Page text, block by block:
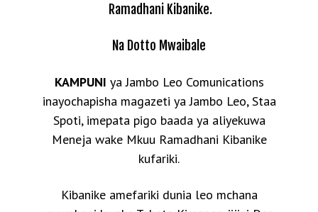
Ramadhani Kibanike.
Na Dotto Mwaibale
KAMPUNI ya Jambo Leo Comunications
inayochapisha magazeti ya Jambo Leo, Staa
Spoti, imepata pigo baada ya aliyekuwa
Meneja wake Mkuu Ramadhani Kibanike
kufariki.
Kibanike amefariki dunia leo mchana